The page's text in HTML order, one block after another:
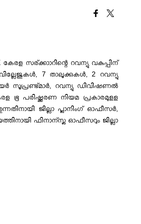
സര്ക്കാാറിന്റെ റവന്യു വകുപ്പിന്
7 താലൂക്കുകള്‍, 2 റവന്യു
സൂപ്രണ്ട്മാര്‍, റവന്യു ഡിവിഷണല്‍
ഭൂ പരിഷ്ക്കരണ നിയമ പ്രകാരമുളള
ജില്ലാ പ്ലാനിംഗ് ഓഫീസര്‍,
ഫിനാന്സ്ല ഓഫീസറും ജില്ലാ